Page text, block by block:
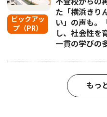
ピックアッ
プ（PR）
た「横浜きり
い」の声も。
し、社会性を
一貫の学びの
もっ